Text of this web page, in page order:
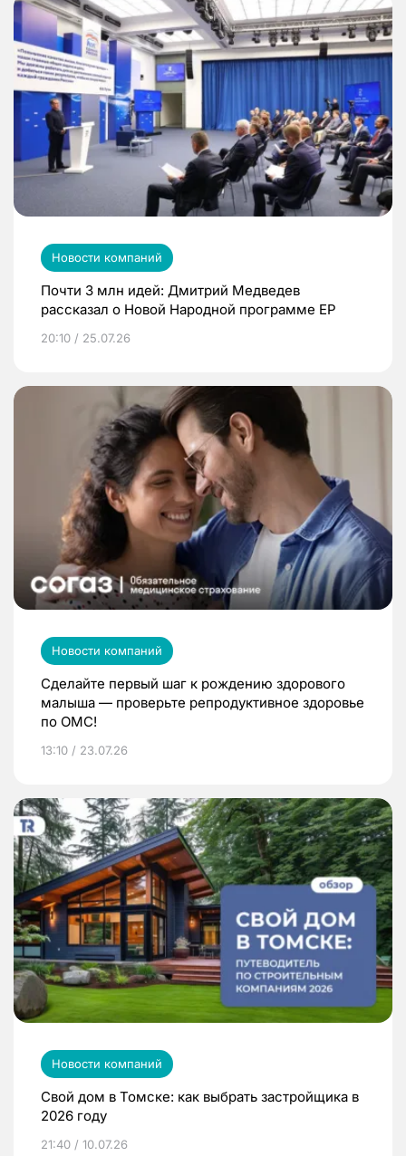
Новости компаний
Почти 3 млн идей: Дмитрий Медведев
рассказал о Новой Народной программе ЕР
20:10 / 25.07.26
Новости компаний
Сделайте первый шаг к рождению здорового
малыша — проверьте репродуктивное здоровье
по ОМС!
13:10 / 23.07.26
Новости компаний
Свой дом в Томске: как выбрать застройщика в
2026 году
21:40 / 10.07.26